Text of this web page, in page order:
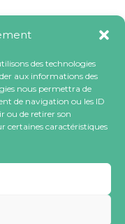
des technologies
aux informations des
nous permettra de
de navigation ou les ID
ou de retirer son
certaines caractéristiques